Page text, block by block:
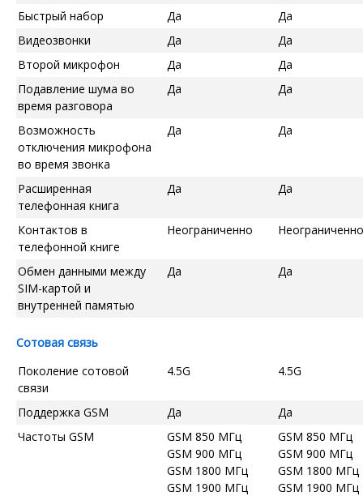
Быстрый набор
Да
Да
Видеозвонки
Да
Да
Второй микрофон
Да
Да
Подавление шума во
время разговора
Да Да
Возможность
отключения микрофона
во время звонка
Да Да
Расширенная
телефонная книга
Да Да
Контактов в
телефонной книге
Неограниченно Неограниченно
Обмен данными между
SIM-картой и
внутренней памятью
Да Да
Сотовая связь
Поколение сотовой
связи
4.5G 4.5G
Поддержка GSM Да
Да
Частоты GSM
GSM 850 МГц
GSM 900 МГц
GSM 1800 МГц
GSM 1900 МГц
GSM 850 МГц
GSM 900 МГц
GSM 1800 МГц
GSM 1900 МГц